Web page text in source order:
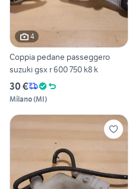
4
Coppia pedane passeggero
suzuki gsx r 600 750 k8 k
30 €
Milano(MI)